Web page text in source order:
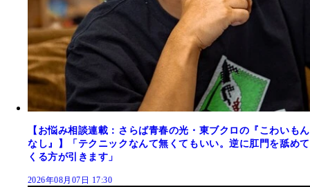
【お悩み相談連載：さらば青春の光・東ブクロの『こわいもん
なし』】「テクニックなんて無くてもいい。逆に肛門を舐めて
くる方が引きます」
2026年08月07日 17:30